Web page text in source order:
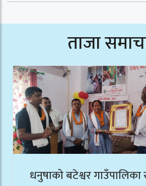
ताजा
धनुषाको बटेश्वर गाउँपालिका